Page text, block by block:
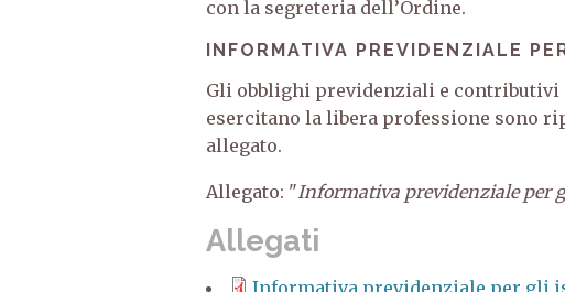
con la segreteria dell’Ordine.
INFORMATIVA PREVIDENZIALE
Gli obblighi previdenziali e contributivi
esercitano la libera professione sono
allegato.
Allegato: "Informativa previdenziale per
Allegati